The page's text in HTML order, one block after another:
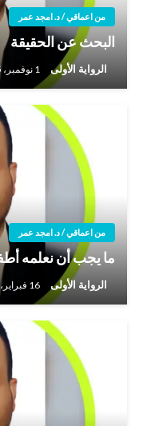
من اعماقي / د. امجد عمر
البحث عن الحقيقة
الرواية الأولى 1 نوفمبر، 2025
من اعماقي / د. امجد عمر
ما يجب أن نعلمه
الرواية الأولى 16 فبراير، 2026